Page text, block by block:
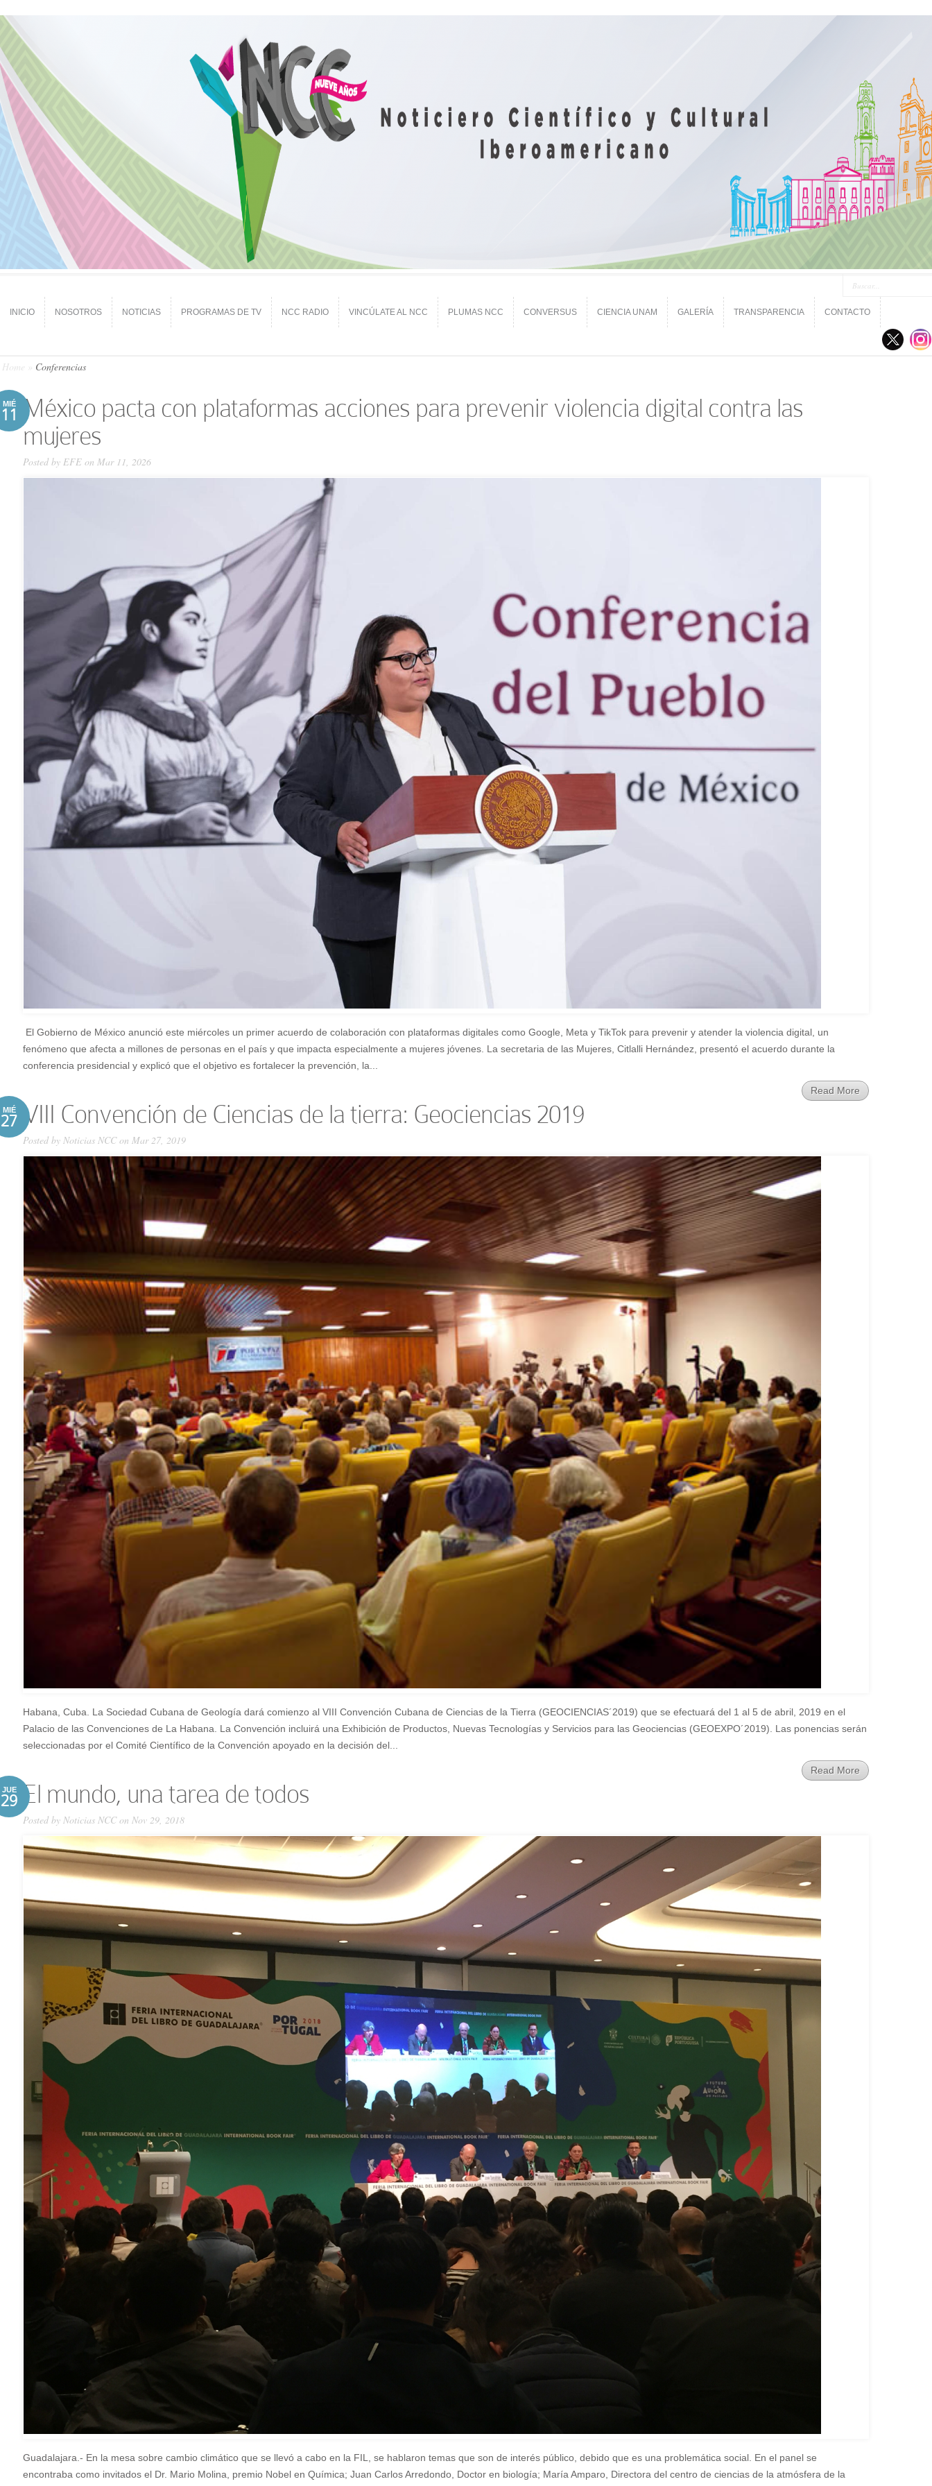
INICIO NOSOTROS NOTICIAS PROGRAMAS DE TV NCC RADIO VINCÚLATE AL NCC PLUMAS NCC CONVERSUS CIENCIA UNAM GALERÍA TRANSPARENCIA CONTACTO
Home Conferencias
MIÉ
11 México pacta con plataformas acciones para prevenir violencia digital contra las
mujeres
Posted by EFE on Mar 11, 2026
El Gobierno de México anunció este miércoles un primer acuerdo de colaboración con plataformas digitales como Google, Meta y TikTok para prevenir y atender la violencia digital, un
fenómeno que afecta a millones de personas en el país y que impacta especialmente a mujeres jóvenes. La secretaria de las Mujeres, Citlalli Hernández, presentó el acuerdo durante la
conferencia presidencial y explicó que el objetivo es fortalecer la prevención, la...
Read More
MIÉ
27 VIII Convención de Ciencias de la tierra: Geociencias 2019
Posted by Noticias NCCon Mar 27, 2019
Habana, Cuba. La Sociedad Cubana de Geología dará comienzo al VIII Convención Cubana de Ciencias de la Tierra (GEOCIENCIAS´2019) que se efectuará del 1 al 5 de abril, 2019 en el
Palacio de las Convenciones de La Habana. La Convención incluirá una Exhibición de Productos, Nuevas Tecnologías y Servicios para las Geociencias (GEOEXPO´2019). Las ponencias serán
seleccionadas por el Comité Científico de la Convención apoyado en la decisión del...
Read More
JUE
29 El mundo, una tarea de todos
Posted by Noticias NCCon Nov 29, 2018
Guadalajara.- En la mesa sobre cambio climático que se llevó a cabo en la FIL, se hablaron temas que son de interés público, debido que es una problemática social. En el panel se
encontraba como invitados el Dr. Mario Molina, premio Nobel en Química; Juan Carlos Arredondo, Doctor en biología; María Amparo, Directora del centro de ciencias de la atmósfera de la